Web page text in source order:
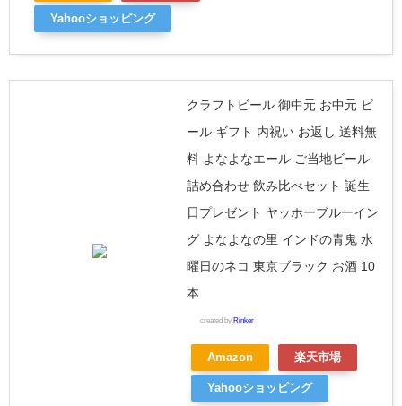
Yahooショッピング
クラフトビール 御中元 お中元 ビ
ール ギフト 内祝い お返し 送料無
料 よなよなエール ご当地ビール
詰め合わせ 飲み比べセット 誕生
日プレゼント ヤッホーブルーイン
グ よなよなの里 インドの青鬼 水
曜日のネコ 東京ブラック お酒 10
本
created by Rinker
Amazon 楽天市場
Yahooショッピング